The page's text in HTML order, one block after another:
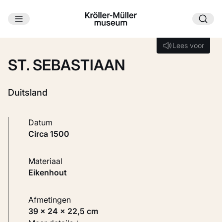
Ga naar hoofdinhoud
Lees voor
Lees voor
ST. SEBASTIAAN
Duitsland
Datum
circa 1500
Materiaal
Eikenhout
Afmetingen
39 × 24 × 22,5 cm